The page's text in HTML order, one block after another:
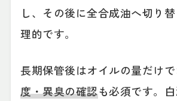
し、その後に全合成油へ切り
理的です。
長期保管後はオイルの量だけ
度・異臭の確認も必須です。